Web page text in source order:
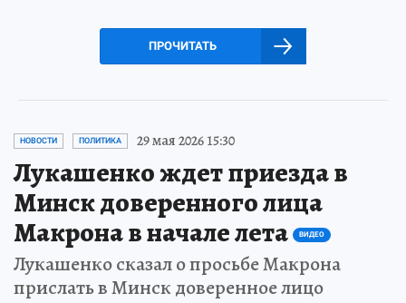
ПРОЧИТАТЬ
НОВОСТИ ПОЛИТИКА 29 мая 2026 15:30
Лукашенко ждет приезда в
Минск доверенного лица
Макрона в начале лета
ВИДЕО
Лукашенко сказал о просьбе Макрона
прислать в Минск доверенное лицо